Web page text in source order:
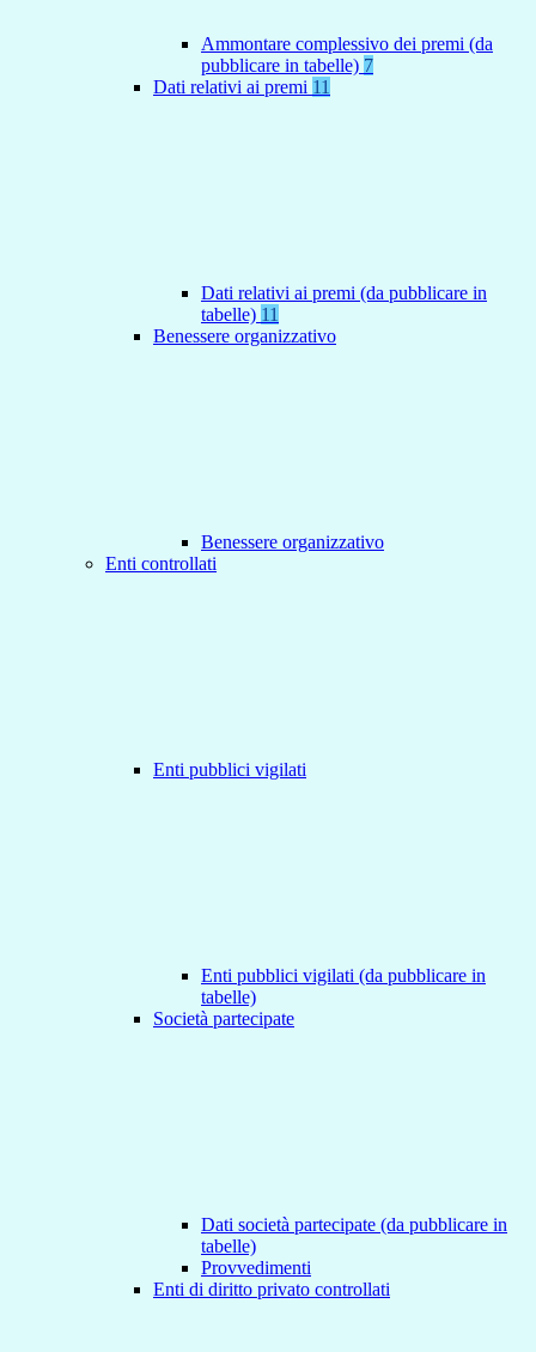
Ammontare complessivo dei premi (da
pubblicare in tabelle) 7
Dati relativi ai premi 11
Dati relativi ai premi (da pubblicare in
tabelle) 11
Benessere organizzativo
Benessere organizzativo
Enti controllati
Enti pubblici vigilati
Enti pubblici vigilati (da pubblicare in
tabelle)
Società partecipate
Dati società partecipate (da pubblicare in
tabelle)
Provvedimenti
Enti di diritto privato controllati